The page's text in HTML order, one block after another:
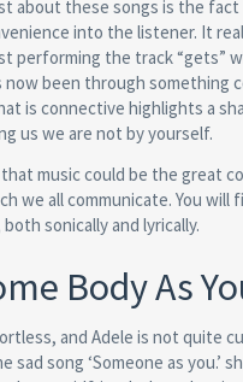
about these songs is the
into the listener. It
performing the track “gets”
now been through something
is connective highlights a
us we are not by yourself.
music could be the great
we all communicate. You will
sonically and lyrically.
Body As
and Adele is not quite
song ‘Someone as you.’